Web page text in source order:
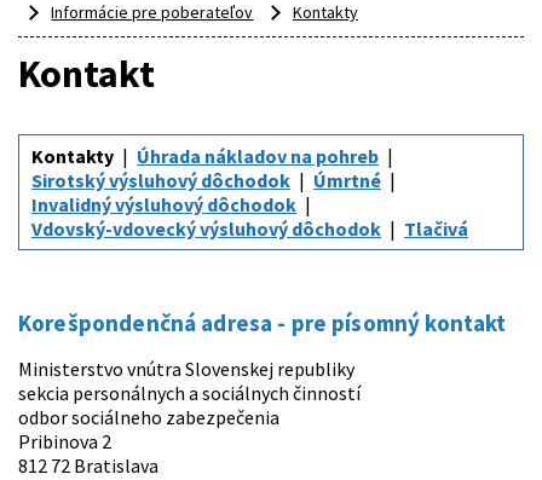
Informácie pre poberateľov
Kontakty
Kontakt
Kontakty
Úhrada nákladov na pohreb
Sirotský výsluhový dôchodok
Úmrtné
Invalidný výsluhový dôchodok
Vdovský-vdovecký výsluhový dôchodok
Tlačivá
Korešpondenčná adresa - pre písomný kontakt
Ministerstvo vnútra Slovenskej republiky
sekcia personálnych a sociálnych činností
odbor sociálneho zabezpečenia
Pribinova 2
812 72 Bratislava